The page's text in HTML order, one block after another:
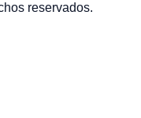
reservados.